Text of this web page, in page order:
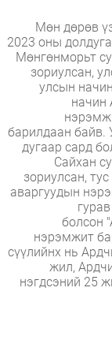
Мөн дөрөв
2023 оны
Мөнгөнморьт
зориулсан,
улсын
начин
барилдаан байв.
дугаар сард
Сайхан
зориулсан,
аваргуудын
болсон
нэрэмжит
сүүлийнх нь
жил,
нэгдсэний 25